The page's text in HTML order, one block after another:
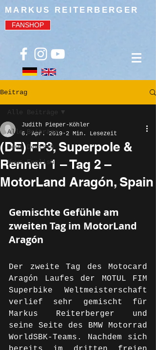
MARKUS REITERBERGER
FANSHOP
Beitrag
Alle Beiträge
News Deutsch
News English
Alle Beiträge
(DE) FP3, Superpole &
Rennen 1 – Tag 2 –
MotorLand Aragón, Spain
Judith Pieper-Köhler
6. Apr. 2019 2 Min. Lesezeit
Gemischte Gefühle am
zweiten Tag im MotorLand
Aragón
Der zweite Tag des Motocard
Aragón Laufes der MOTUL FIM
Superbike Weltmeisterschaft
verlief sehr gemischt für
Markus Reiterberger und
seine Seite des BMW Motorrad
WorldSBK-Teams. Nachdem sich